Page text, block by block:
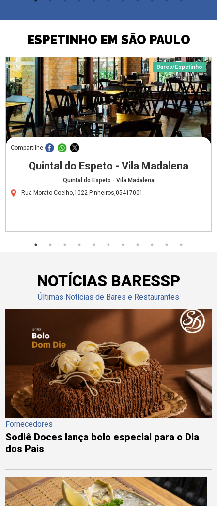
ESPETINHO EM SÃO PAULO
Bares/Espetinho
Compartilhe
Quintal do Espeto - Vila Madalena
Quintal do Espeto - Vila Madalena
Rua Morato Coelho,1022-Pinheiros,05417001
NOTÍCIAS BARESSP
Últimas Notícias de Bares e Restaurantes
Fornecedores
Sodiê Doces lança bolo especial para o Dia
dos Pais